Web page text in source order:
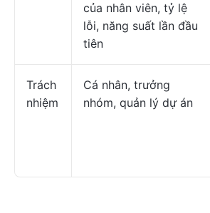
của nhân viên, tỷ lệ
lỗi, năng suất lần đầu
tiên
Trách
nhiệm
Cá nhân, trưởng
nhóm, quản lý dự án